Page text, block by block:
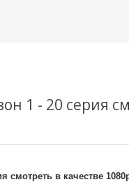
1 - 20 серия
смотреть в качестве